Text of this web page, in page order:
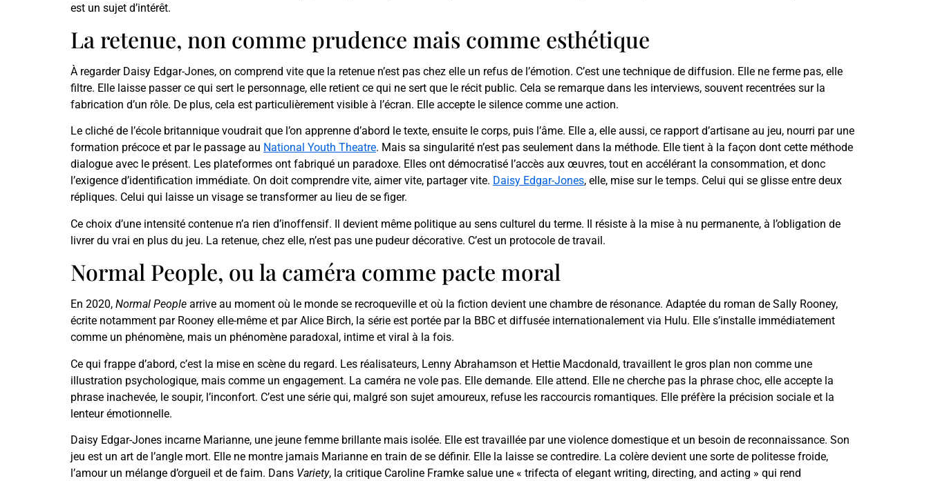
est un sujet d’intérêt.
La retenue, non comme prudence mais comme esthétique
À regarder Daisy Edgar-Jones, on comprend vite que la retenue n’est pas chez elle un refus de l’émotion. C’est une technique de diffusion. Elle ne ferme pas, elle
filtre. Elle laisse passer ce qui sert le personnage, elle retient ce qui ne sert que le récit public. Cela se remarque dans les interviews, souvent recentrées sur la
fabrication d’un rôle. De plus, cela est particulièrement visible à l’écran. Elle accepte le silence comme une action.
Le cliché de l’école britannique voudrait que l’on apprenne d’abord le texte, ensuite le corps, puis l’âme. Elle a, elle aussi, ce rapport d’artisane au jeu, nourri par une
formation précoce et par le passage au National Youth Theatre. Mais sa singularité n’est pas seulement dans la méthode. Elle tient à la façon dont cette méthode
dialogue avec le présent. Les plateformes ont fabriqué un paradoxe. Elles ont démocratisé l’accès aux œuvres, tout en accélérant la consommation, et donc
l’exigence d’identification immédiate. On doit comprendre vite, aimer vite, partager vite. Daisy Edgar-Jones, elle, mise sur le temps. Celui qui se glisse entre deux
répliques. Celui qui laisse un visage se transformer au lieu de se figer.
Ce choix d’une intensité contenue n’a rien d’inoffensif. Il devient même politique au sens culturel du terme. Il résiste à la mise à nu permanente, à l’obligation de
livrer du vrai en plus du jeu. La retenue, chez elle, n’est pas une pudeur décorative. C’est un protocole de travail.
Normal People, ou la caméra comme pacte moral
En 2020, Normal People arrive au moment où le monde se recroqueville et où la fiction devient une chambre de résonance. Adaptée du roman de Sally Rooney,
écrite notamment par Rooney elle-même et par Alice Birch, la série est portée par la BBC et diffusée internationalement via Hulu. Elle s’installe immédiatement
comme un phénomène, mais un phénomène paradoxal, intime et viral à la fois.
Ce qui frappe d’abord, c’est la mise en scène du regard. Les réalisateurs, Lenny Abrahamson et Hettie Macdonald, travaillent le gros plan non comme une
illustration psychologique, mais comme un engagement. La caméra ne vole pas. Elle demande. Elle attend. Elle ne cherche pas la phrase choc, elle accepte la
phrase inachevée, le soupir, l’inconfort. C’est une série qui, malgré son sujet amoureux, refuse les raccourcis romantiques. Elle préfère la précision sociale et la
lenteur émotionnelle.
Daisy Edgar-Jones incarne Marianne, une jeune femme brillante mais isolée. Elle est travaillée par une violence domestique et un besoin de reconnaissance. Son
jeu est un art de l’angle mort. Elle ne montre jamais Marianne en train de se définir. Elle la laisse se contredire. La colère devient une sorte de politesse froide,
l’amour un mélange d’orgueil et de faim. Dans Variety, la critique Caroline Framke salue une « trifecta of elegant writing, directing, and acting » qui rend